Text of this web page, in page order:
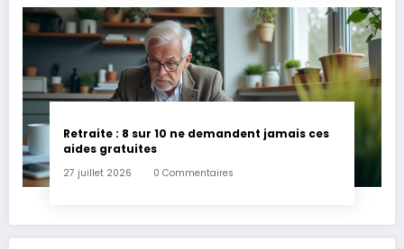
Retraite : 8 sur 10 ne demandent jamais ces
aides gratuites
27 juillet 2026 0 Commentaires